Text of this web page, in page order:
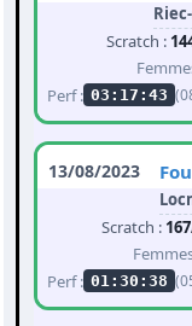
Scratch :
Perf : 03:17:43
13/08/2023
Scratch :
Perf : 01:30:38